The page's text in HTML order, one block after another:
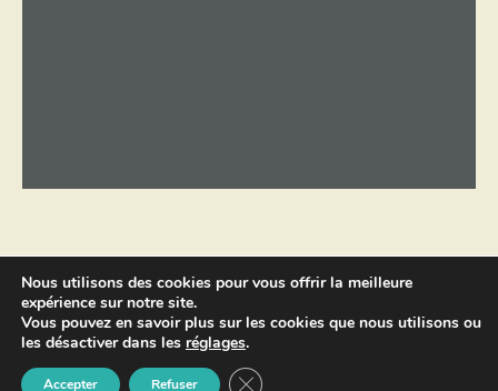
Copyright © 2026 par
Sébastien
Landré.Tous droits réservés -
Mentions Légales.
Nous utilisons des cookies pour vous offrir la meilleure
expérience sur notre site.
Vous pouvez en savoir plus sur les cookies que nous utilisons ou
les désactiver dans les réglages.
Accepter Refuser FERMER LA BANNIÈRE DES